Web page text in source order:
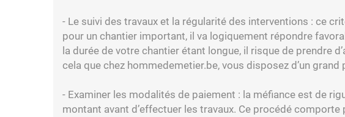
- Le suivi des travaux et la régularité des interventions : ce
pour un chantier important, il va logiquement répondre
la durée de votre chantier étant longue, il risque de prendre
cela que chez hommedemetier.be, vous disposez d’un
- Examiner les modalités de paiement : la méfiance est de
montant avant d’effectuer les travaux. Ce procédé